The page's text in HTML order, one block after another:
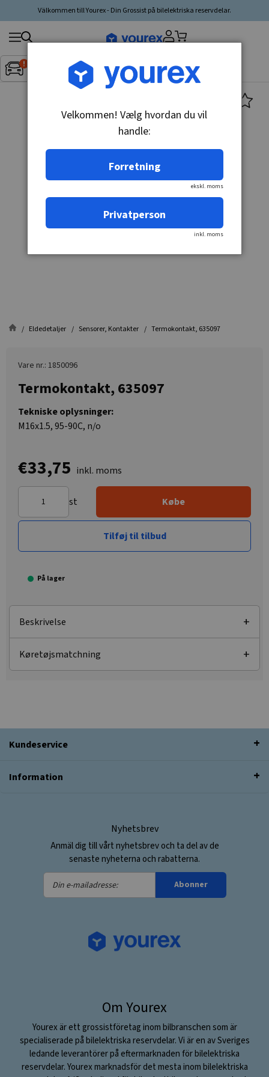
Välkommen till Yourex - Din Grossist på bilelektriska reservdelar.
Inget fordon valt▼
Søg
produkt,
producent,
Eldedetaljer Sensorer, Kontakter Termokontakt, 635097
Vare nr.: 1850096
Termokontakt, 635097
Tekniske oplysninger:
M16x1.5, 95-90C, n/o
€33,75 inkl. moms
st Købe
Tilføj til tilbud
På lager
Beskrivelse
Køretøjsmatchning
Kundeservice
Information
Nyhetsbrev
Anmäl dig till vårt nyhetsbrev och ta del av de
senaste nyheterna och rabatterna.
Din
e-
Abonner
Om Yourex
Yourex är ett grossistföretag inom bilbranschen som är
specialiserade på bilelektriska reservdelar. Vi är en av Sveriges
ledande leverantörer på eftermarknaden för bilelektriska
reservdelar. Yourex marknadsför det mesta inom bilelektriska
Velkommen! Vælg hvordan du vil
handle:
Forretning
ekskl. moms
Privatperson
inkl. moms